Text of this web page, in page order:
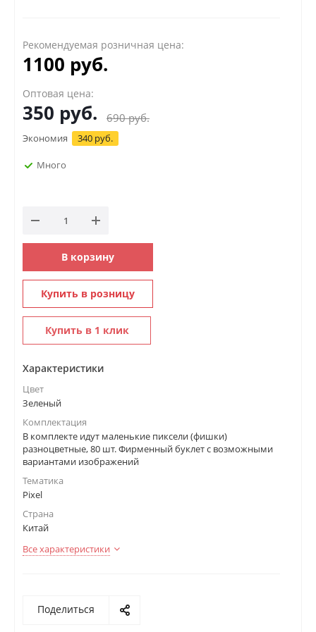
Рекомендуемая розничная цена:
1100 руб.
Оптовая цена:
350 руб. 690руб.
Экономия 340 руб.
Много
В корзину
Купить в розницу
Купить в 1 клик
Характеристики
Цвет
Зеленый
Комплектация
В комплекте идут маленькие пиксели (фишки)
разноцветные, 80 шт. Фирменный буклет с возможными
вариантами изображений
Тематика
Pixel
Страна
Китай
Все характеристики
Поделиться